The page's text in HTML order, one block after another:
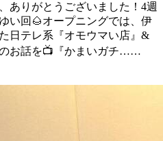
ありがとうございました！4週
い回🌰オープニングでは、伊
日テレ系『オモウマい店』&
お話を📺『かまいガチ……